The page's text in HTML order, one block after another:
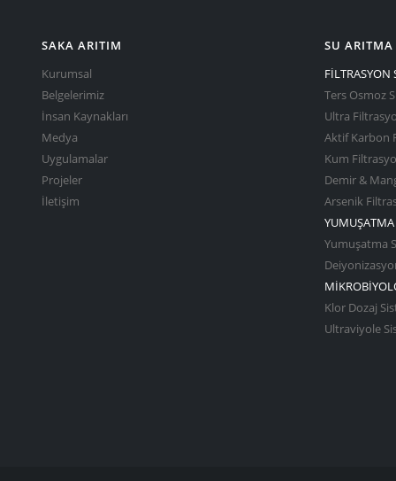
SAKA ARITIM
Kurumsal
Belgelerimiz
İnsan Kaynakları
Medya
Uygulamalar
Projeler
İletişim
SU ARITMA
FİLTRASYON
Ters Osmoz
Ultra
Aktif Karbon
Kum
Demir &
Arsenik
Yumuşatma
Klor Dozaj
Ultraviyole